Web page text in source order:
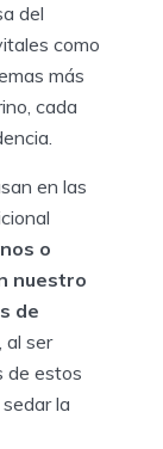
del
como
más
cada
en las
o
nuestro
de
al ser
de estos
la